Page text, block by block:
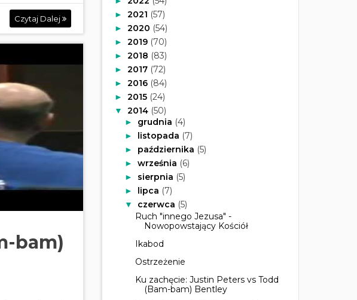
Czytaj Dalej
bam)
► 2021 (57)
► 2020 (54)
► 2019 (70)
► 2018 (83)
► 2017 (72)
► 2016 (84)
► 2015 (24)
▼ 2014 (50)
► grudnia (4)
► listopada (7)
► października (5)
► września (6)
► sierpnia (5)
► lipca (7)
▼ czerwca (5)
Ruch "innego Jezusa" -
Nowopowstający Kościół
Ikabod
Ostrzeżenie
Ku zachęcie: Justin Peters vs Todd
(Bam-bam) Bentley